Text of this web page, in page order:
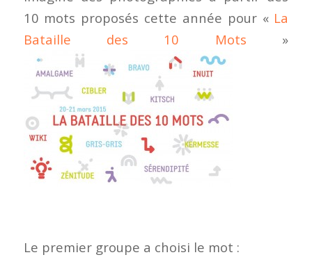
10 mots proposés cette année pour « La
Bataille des 10 Mots »
Le premier groupe a choisi le mot :